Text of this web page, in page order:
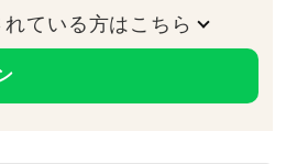
ている方はこちら